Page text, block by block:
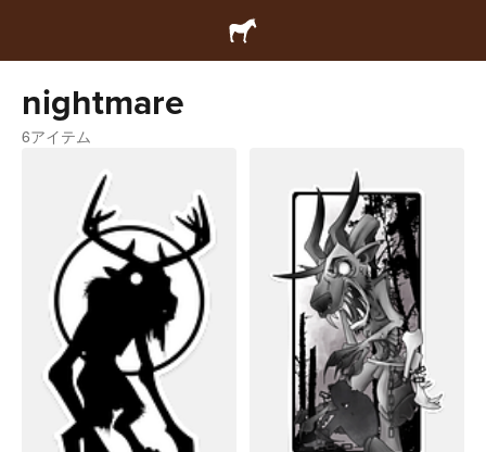
nightmare
6アイテム